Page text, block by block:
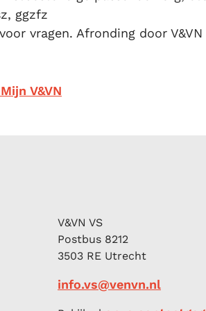
ggzfz
vragen. Afronding door V&VN
V&VN
V&VN VS
Postbus 8212
3503 RE Utrecht
info.vs@venvn.nl